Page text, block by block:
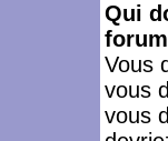
Qui
Vous
vous
vous